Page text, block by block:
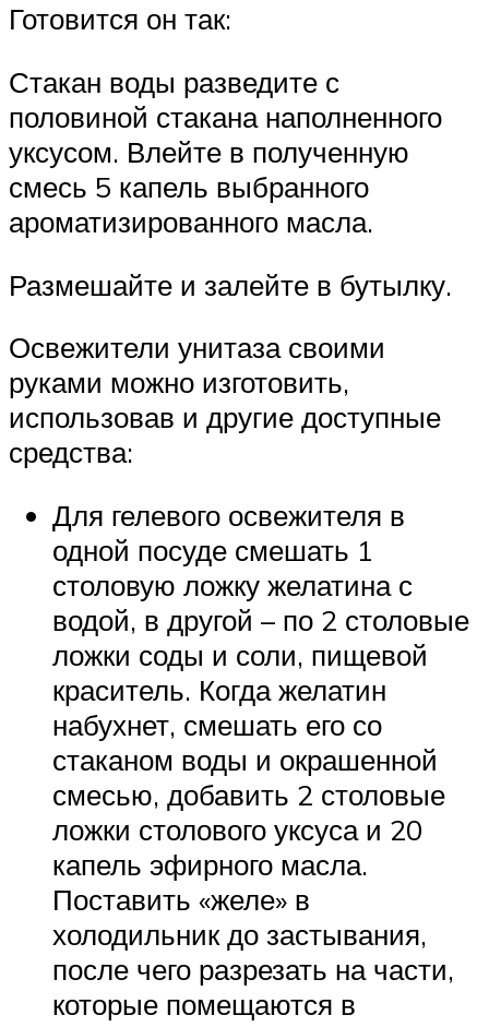
Готовится он так:
Стакан воды разведите с
половиной стакана наполненного
уксусом. Влейте в полученную
смесь 5 капель выбранного
ароматизированного масла.
Размешайте и залейте в бутылку.
Освежители унитаза своими
руками можно изготовить,
использовав и другие доступные
средства:
Для гелевого освежителя в
одной посуде смешать 1
столовую ложку желатина с
водой, в другой – по 2 столовые
ложки соды и соли, пищевой
краситель. Когда желатин
набухнет, смешать его со
стаканом воды и окрашенной
смесью, добавить 2 столовые
ложки столового уксуса и 20
капель эфирного масла.
Поставить «желе» в
холодильник до застывания,
после чего разрезать на части,
которые помещаются в